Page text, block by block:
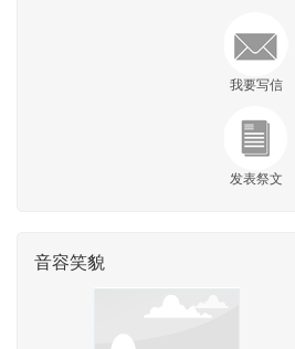
我要写信
发表祭文
音容笑貌